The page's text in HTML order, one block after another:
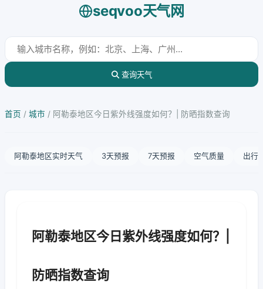
seqvoo天气网
查询天气
首页 / 城市 / 阿勒泰地区今日紫外线强度如何？| 防晒指数查询
阿勒泰地区实时天气 3天预报 7天预报 空气质量 出行
阿勒泰地区今日紫外线强度如何？|
防晒指数查询